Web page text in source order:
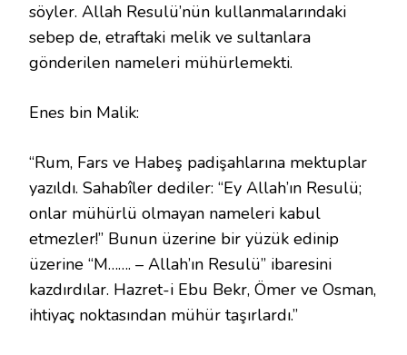
söyler. Allah Resulü’nün kullanmalarındaki
sebep de, etraftaki melik ve sultanlara
gönderilen nameleri mühürlemekti.
Enes bin Malik:
“Rum, Fars ve Habeş padişahlarına mektuplar
yazıldı. Sahabîler dediler: “Ey Allah’ın Resulü;
onlar mühürlü olmayan nameleri kabul
etmezler!” Bunun üzerine bir yüzük edinip
üzerine “M……. – Allah’ın Resulü” ibaresini
kazdırdılar. Hazret-i Ebu Bekr, Ömer ve Osman,
ihtiyaç noktasından mühür taşırlardı.”